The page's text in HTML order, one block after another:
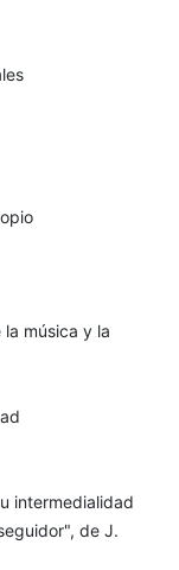
música y la
intermedialidad
de J.